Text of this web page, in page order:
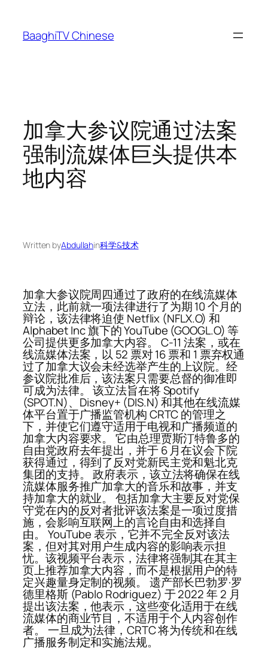
content
BaaghiTV Chinese
加拿大参议院通过法案
强制流媒体巨头提供本
地内容
Written byAbdullahin科学&技术
加拿大参议院周四通过了政府的在线流媒体
立法，此前就一项法律进行了为期 10 个月的
辩论，该法律将迫使 Netflix (NFLX.O) 和
Alphabet Inc 旗下的 YouTube (GOOGL.O) 等
公司提供更多加拿大内容。 C-11 法案，或在
线流媒体法案，以 52 票对 16 票和 1 票弃权通
过了加拿大议会未经选举产生的上议院。经
参议院批准后，该法案只需要总督的御准即
可成为法律。 该立法旨在将 Spotify
(SPOT.N)、Disney+ (DIS.N) 和其他在线流媒
体平台置于广播监管机构 CRTC 的管理之
下，并使它们遵守适用于电视和广播频道的
加拿大内容要求。 它由总理贾斯汀特鲁多的
自由党政府去年提出，并于 6 月在议会下院
获得通过，得到了反对党新民主党和魁北克
集团的支持。 政府表示，该立法将确保在线
流媒体服务推广加拿大的音乐和故事，并支
持加拿大的就业。 包括加拿大主要反对党保
守党在内的反对者批评该法案是一项过度措
施，会影响互联网上的言论自由和选择自
由。 YouTube 表示，它并不完全反对该法
案，但对其对用户生成内容的影响表示担
忧。该视频平台表示，法律将强制其在其主
页上推荐加拿大内容，而不是根据用户的特
定兴趣量身定制的视频。 遗产部长巴勃罗·罗
德里格斯 (Pablo Rodriguez) 于 2022 年 2 月
提出该法案，他表示，这些变化适用于在线
流媒体的商业节目，不适用于个人内容创作
者。 一旦成为法律，CRTC 将为传统和在线
广播服务制定和实施法规。